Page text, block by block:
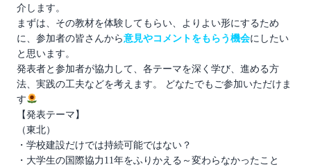
介します。
まずは、その教材を体験してもらい、よりよい形にするため
に、参加者の皆さんから意見やコメントをもらう機会にしたい
と思います。
発表者と参加者が協力して、各テーマを深く学び、進める方
法、実践の工夫などを考えます。 どなたでもご参加いただけま
す
【発表テーマ】
（東北）
・学校建設だけでは持続可能ではない？
・大学生の国際協力11年をふりかえる～変わらなかったこと